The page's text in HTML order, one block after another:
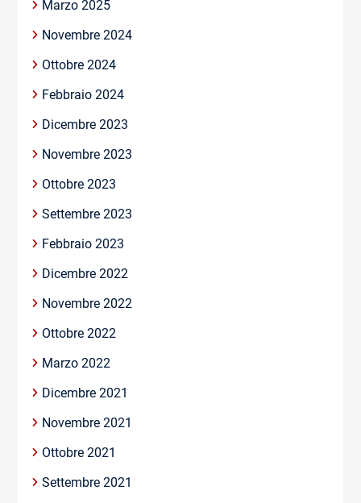
Marzo 2025
Novembre 2024
Ottobre 2024
Febbraio 2024
Dicembre 2023
Novembre 2023
Ottobre 2023
Settembre 2023
Febbraio 2023
Dicembre 2022
Novembre 2022
Ottobre 2022
Marzo 2022
Dicembre 2021
Novembre 2021
Ottobre 2021
Settembre 2021